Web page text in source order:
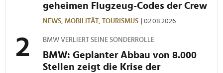
geheimen Flugzeug-Codes der Crew
NEWS, MOBILITÄT, TOURISMUS | 02.08.2026
BMW VERLIERT SEINE SONDERROLLE
BMW: Geplanter Abbau von 8.000
Stellen zeigt die Krise der